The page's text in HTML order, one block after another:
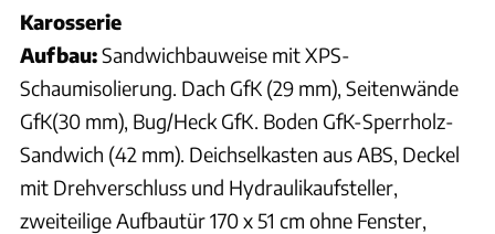
Karosserie
Aufbau:Sandwichbauweise mit XPS-
Schaumisolierung. Dach GfK (29 mm), Seitenwände
GfK(30 mm), Bug/Heck GfK. Boden GfK-Sperrholz-
Sandwich (42 mm). Deichselkasten aus ABS, Deckel
mit Drehverschluss und Hydraulikaufsteller,
zweiteilige Aufbautür 170 x 51 cm ohne Fenster,